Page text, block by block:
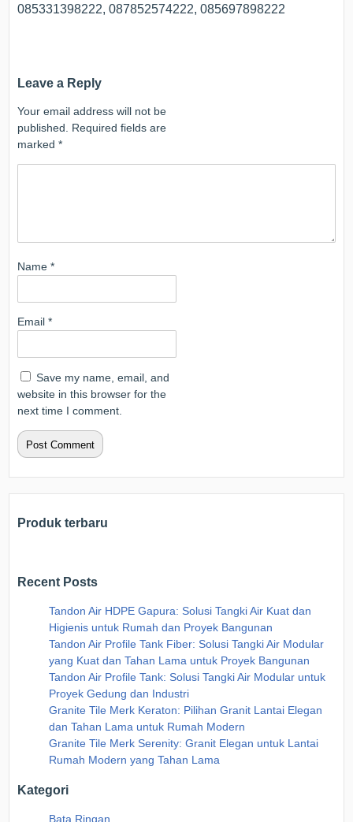
085331398222, 087852574222, 085697898222
Leave a Reply
Your email address will not be
published.
Required fields are
marked*
Name*
Email*
Save my name, email, and
website in this browser for the
next time I comment.
Produk terbaru
Recent Posts
Tandon Air HDPE Gapura: Solusi Tangki Air Kuat dan
Higienis untuk Rumah dan Proyek Bangunan
Tandon Air Profile Tank Fiber: Solusi Tangki Air Modular
yang Kuat dan Tahan Lama untuk Proyek Bangunan
Tandon Air Profile Tank: Solusi Tangki Air Modular untuk
Proyek Gedung dan Industri
Granite Tile Merk Keraton: Pilihan Granit Lantai Elegan
dan Tahan Lama untuk Rumah Modern
Granite Tile Merk Serenity: Granit Elegan untuk Lantai
Rumah Modern yang Tahan Lama
Kategori
Bata Ringan